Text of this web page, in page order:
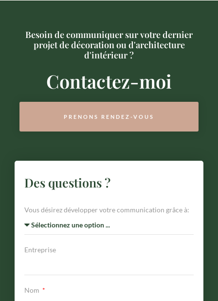
Des questions ?
Vous désirez développer votre communication grâce à:
Entreprise
Nom
Besoin de communiquer sur votre dernier
projet de décoration ou d'architecture
d'intérieur ?
Contactez-moi
PRENONS RENDEZ-VOUS